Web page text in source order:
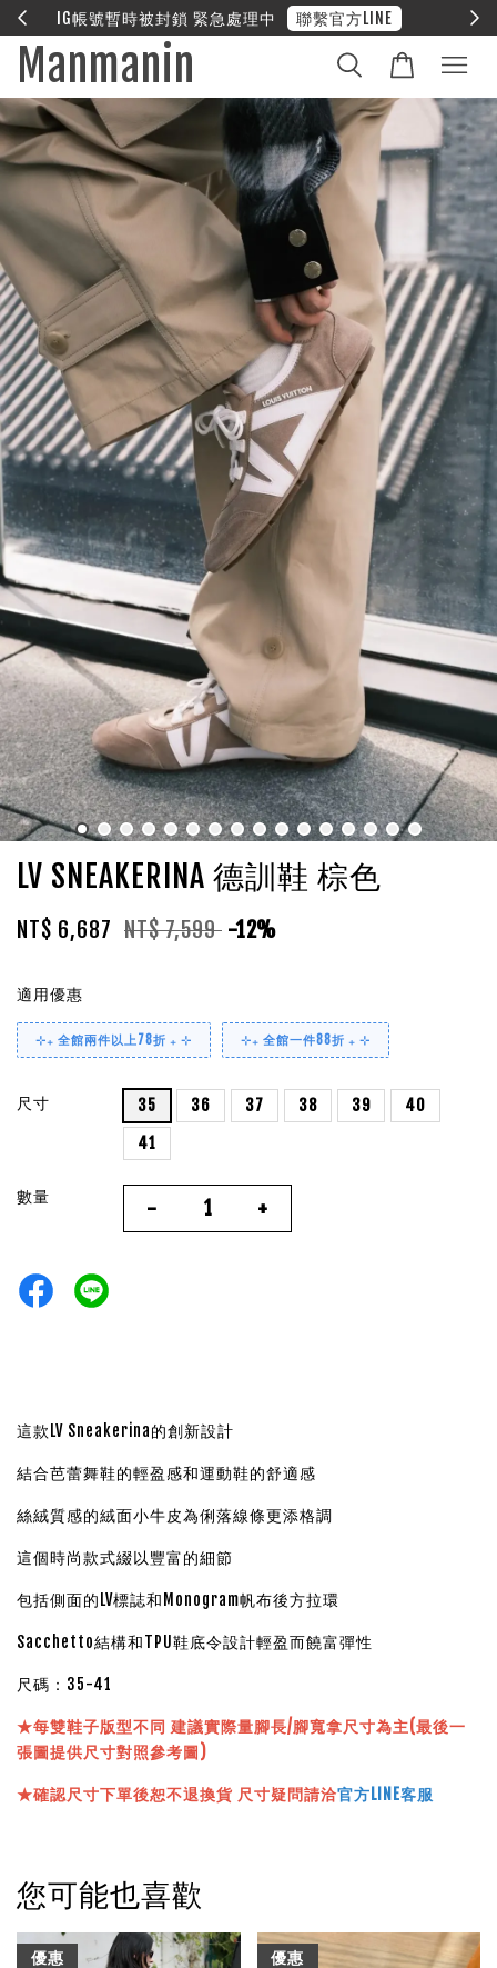
❤︎ 全館滿兩萬享免運
Manmanin
LV SNEAKERINA 德訓鞋 棕色
NT$ 6,687 NT$ 7,599 -12%
適用優惠
⊹₊ 全館兩件以上78折 ₊ ⊹ ⊹₊ 全館一件88折 ₊ ⊹
尺寸 35 36 37 38 39
40
41
數量 - +
這款LV Sneakerina的創新設計
結合芭蕾舞鞋的輕盈感和運動鞋的舒適感
絲絨質感的絨面小牛皮為俐落線條更添格調
這個時尚款式綴以豐富的細節
包括側面的LV標誌和Monogram帆布後方拉環
Sacchetto結構和TPU鞋底令設計輕盈而饒富彈性
尺碼：35-41
★每雙鞋子版型不同 建議實際量腳長/腳寬拿尺寸為主(最後一
張圖提供尺寸對照參考圖)
★確認尺寸下單後恕不退換貨 尺寸疑問請洽官方LINE客服
您可能也喜歡
優惠 優惠